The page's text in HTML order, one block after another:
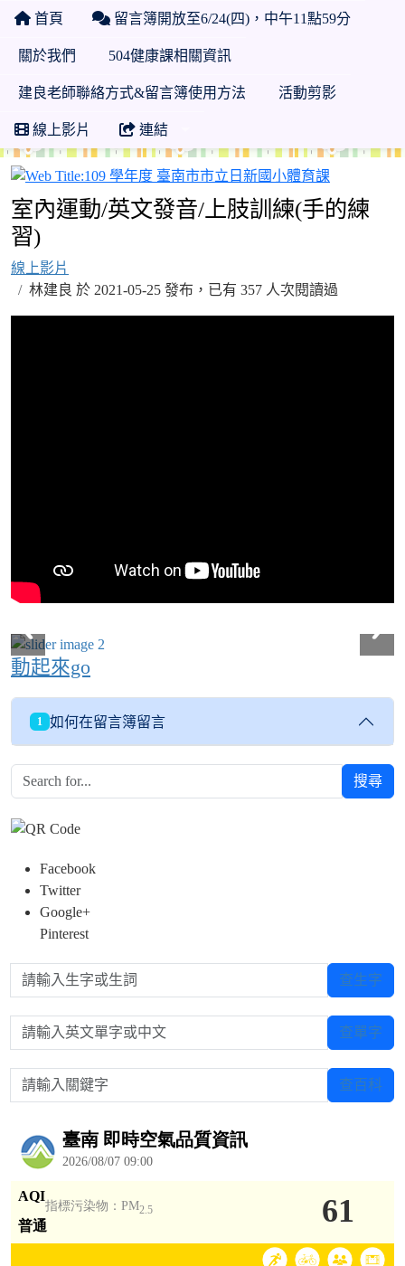
首頁 留言簿開放至6/24(四)，中午11點59分
關於我們 504健康課相關資訊
建良老師聯絡方式&留言簿使用方法 活動剪影
線上影片 連結
109 學年度
室內運動/英文發音/上肢訓練(手的練
習)
線上影片
林建良 於 2021-05-25 發布，已有 357 人次閱讀過
動起來go
1 如何在留言簿留言
搜尋
Facebook
Twitter
Google+
Pinterest
請輸入生字或生詞 查生字
請輸入英文單字或中文 查單字
請輸入關鍵字 查百科